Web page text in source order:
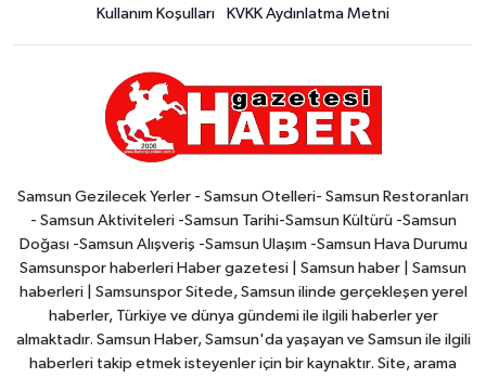
Kullanım Koşulları
KVKK Aydınlatma Metni
Samsun Gezilecek Yerler - Samsun Otelleri- Samsun Restoranları
- Samsun Aktiviteleri -Samsun Tarihi-Samsun Kültürü -Samsun
Doğası -Samsun Alışveriş -Samsun Ulaşım -Samsun Hava Durumu
Samsunspor haberleri Haber gazetesi | Samsun haber | Samsun
haberleri | Samsunspor Sitede, Samsun ilinde gerçekleşen yerel
haberler, Türkiye ve dünya gündemi ile ilgili haberler yer
almaktadır. Samsun Haber, Samsun'da yaşayan ve Samsun ile ilgili
haberleri takip etmek isteyenler için bir kaynaktır. Site, arama